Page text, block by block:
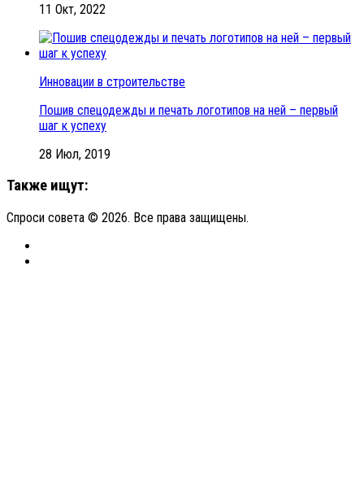
11 Окт, 2022
Инновации в строительстве
Пошив спецодежды и печать логотипов на ней – первый
шаг к успеху
28 Июл, 2019
Также ищут:
Спроси совета © 2026. Все права защищены.